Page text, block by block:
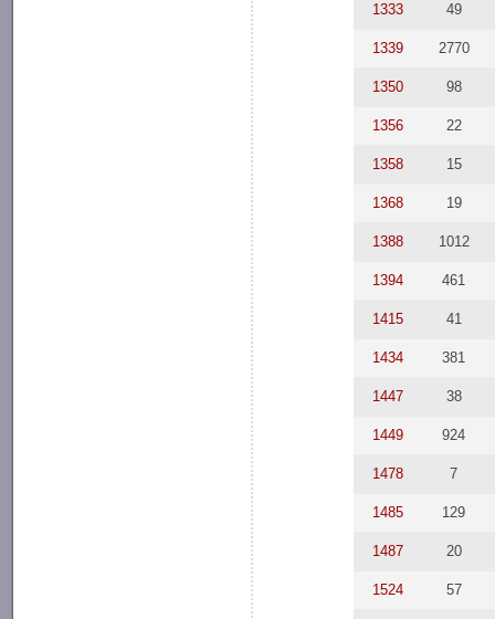
1333 49
1339 2770
1350 98
1356 22
1358 15
1368 19
1388 1012
1394 461
1415 41
1434 381
1447 38
1449 924
1478 7
1485 129
1487 20
1524 57